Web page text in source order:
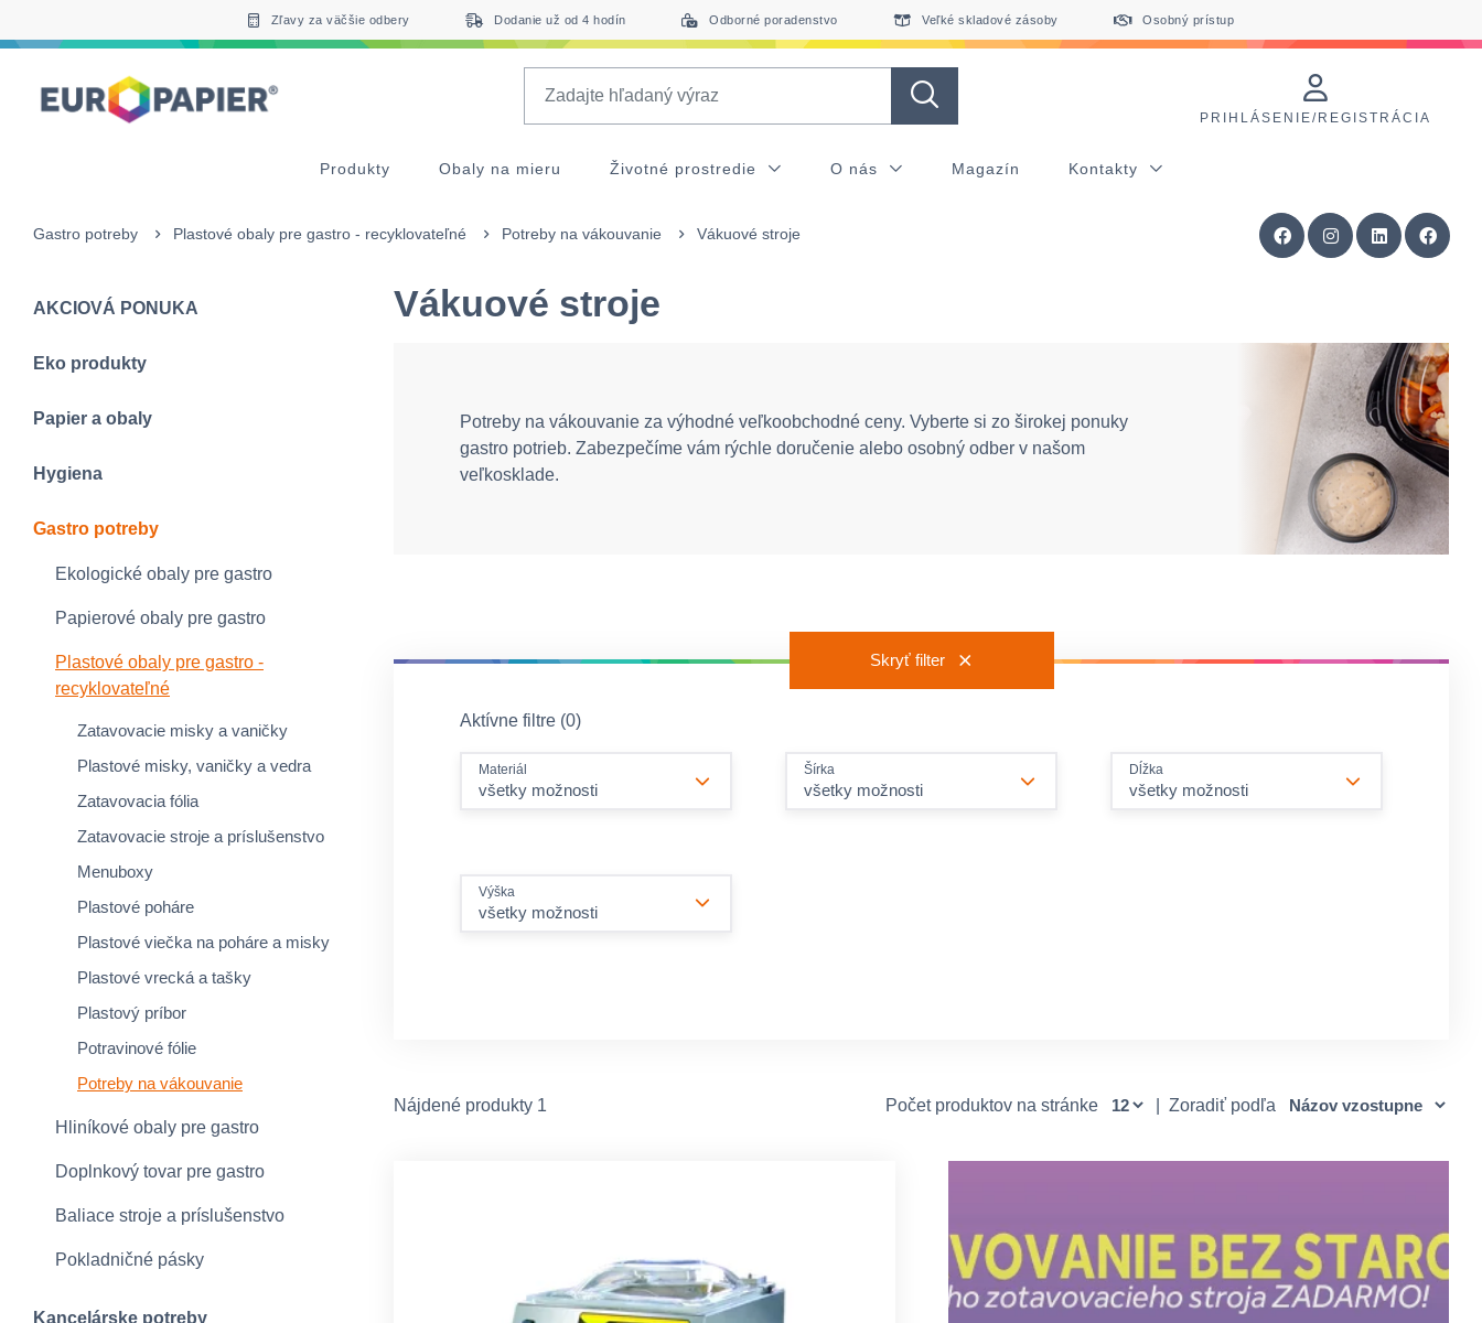
Zľavy za väčšie odbery Dodanie už od 4 hodín Odborné poradenstvo Veľké skladové zásoby Osobný prístup
PRIHLÁSENIE/REGISTRÁCIA
Produkty Obaly na mieru Životné prostredie O nás Magazín Kontakty
Gastro potreby Plastové obaly pre gastro - recyklovateľné Potreby na vákouvanie Vákuové stroje
AKCIOVÁ PONUKA
Eko produkty
Papier a obaly
Hygiena
Gastro potreby
Ekologické obaly pre gastro
Papierové obaly pre gastro
Plastové obaly pre gastro -
recyklovateľné
Zatavovacie misky a vaničky
Plastové misky, vaničky a vedra
Zatavovacia fólia
Zatavovacie stroje a príslušenstvo
Menuboxy
Plastové poháre
Plastové viečka na poháre a misky
Plastové vrecká a tašky
Plastový príbor
Potravinové fólie
Potreby na vákouvanie
Hliníkové obaly pre gastro
Doplnkový tovar pre gastro
Baliace stroje a príslušenstvo
Pokladničné pásky
Kancelárske potreby
Vákuové stroje
Potreby na vákouvanie za výhodné veľkoobchodné ceny. Vyberte si zo širokej ponuky
gastro potrieb. Zabezpečíme vám rýchle doručenie alebo osobný odber v našom
veľkosklade.
Skryť filter
Aktívne filtre (0)
Materiál
všetky možnosti
Šírka
všetky možnosti
Dĺžka
všetky možnosti
Výška
všetky možnosti
Nájdené produkty 1 Počet produktov na stránke Zoradiť podľa